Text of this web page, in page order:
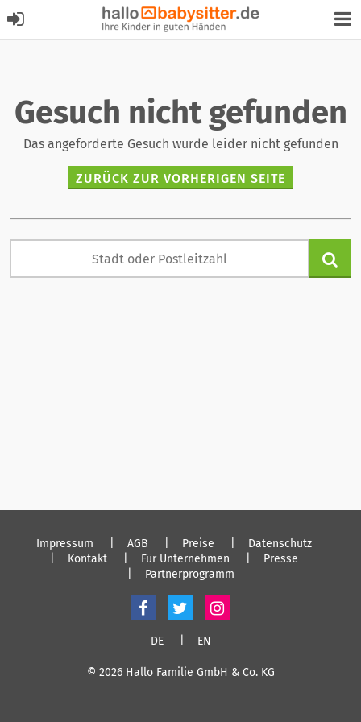
Gesuch nicht gefunden
Das angeforderte Gesuch wurde leider nicht gefunden
ZURÜCK ZUR VORHERIGEN SEITE
Impressum AGB Preise
Datenschutz
Kontakt
Für Unternehmen
Presse
Partnerprogramm
DE EN
© 2026 Hallo Familie GmbH & Co. KG